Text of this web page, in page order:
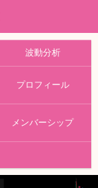
波動分析
プロフィール
メンバーシップ